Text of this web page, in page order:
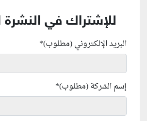
للإشتراك في النشرة
البريد الإلكتروني (مطلوب)*
إسم الشركة (مطلوب)*